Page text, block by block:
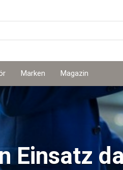
Marken Magazin
Einsatz